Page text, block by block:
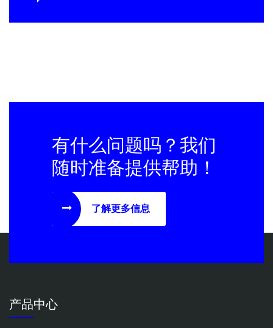
有什么问题吗？我们
随时准备提供帮助！
了解更多信息
产品中心